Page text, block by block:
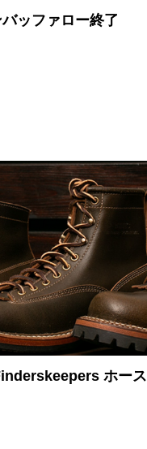
ッファロー終了
ホース